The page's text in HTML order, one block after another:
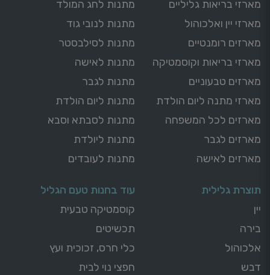
מארזי בריאות גליליים
מארזי יין ואלכוהול
מארזים רומנטיים
מארזי בריאות וקוסמטיקה
מארזים טבעוניים
מארזי מתנה ליום הולדת
מארזים לכל המשפחה
מארזים לגבר
מארזים לאישה
מתנות לחג המולד
מתנות לנובי גוד
מתנות לסילבסטר
מתנות לאישה
מתנות לגבר
מתנות ליום הולדת
מתנות לסבתא וסבא
מתנות ליולדת
מתנות לעובדים
תוצרת גלילית
יין
בירה
אלכוהול
דבש
עוד בחנות טעם הגליל
קוסמטיקה טבעית
תכשיטים
כלי חרס, זכוכית ועץ
חפצי נוי לבית